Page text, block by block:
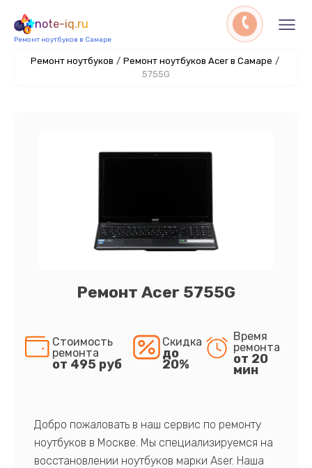
note-iq.ru
Ремонт ноутбуков в Самаре
Ремонт ноутбуков / Ремонт ноутбуков Acer в Самаре /
5755G
Ремонт Acer 5755G
Стоимость
ремонта
от 495 руб
Скидка
до
20%
Время
ремонта
от 20
мин
Добро пожаловать в наш сервис по ремонту
ноутбуков в Москве. Мы специализируемся на
восстановлении ноутбуков марки Aser. Наша